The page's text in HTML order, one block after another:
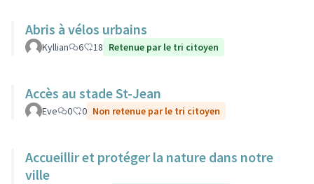
Abris à vélos urbains
Kyllian 6 18 Retenue par le tri citoyen
Accès au stade St-Jean
Eve 0 0 Non retenue par le tri citoyen
Accueillir et protéger la nature dans notre
ville